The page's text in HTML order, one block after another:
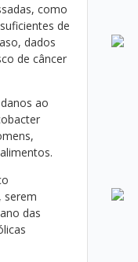
como
de
dados
de câncer
ao
serem
das